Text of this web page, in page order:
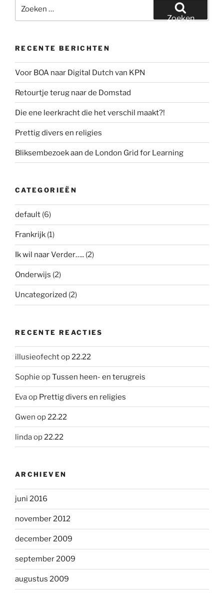
naar:
Zoeken
RECENTE BERICHTEN
Voor BOA naar Digital Dutch van KPN
Retourtje terug naar de Domstad
Die ene leerkracht die het verschil maakt?!
Prettig divers en religies
Bliksembezoek aan de London Grid for Learning
CATEGORIEËN
default (6)
Frankrijk (1)
Ik wil naar Verder….. (2)
Onderwijs (2)
Uncategorized (2)
RECENTE REACTIES
illusieofechtop22.22
Sophie opTussen heen- en terugreis
Evaop Prettig divers en religies
Gwen op22.22
lindaop22.22
ARCHIEVEN
juni 2016
november 2012
december 2009
september 2009
augustus 2009